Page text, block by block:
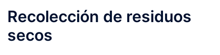
Recolección de residuos
secos